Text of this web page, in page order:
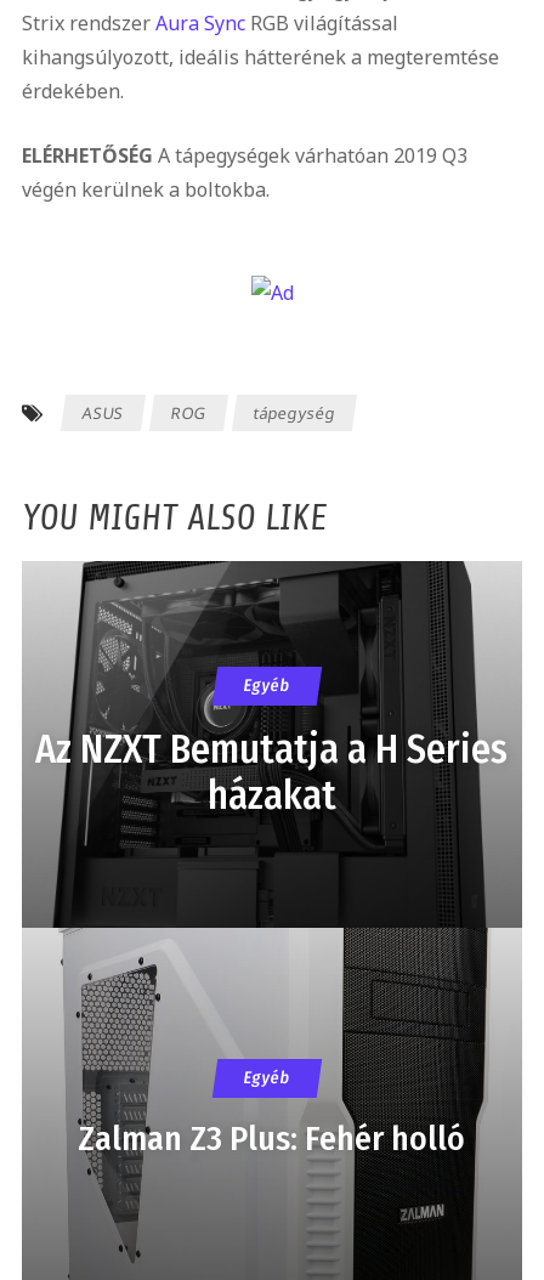
Strix rendszerAura SyncRGB világítással
kihangsúlyozott, ideális hátterének a megteremtése
érdekében.
ELÉRHETŐSÉG A tápegységek várhatóan 2019 Q3
végén kerülnek a boltokba.
ASUS ROG tápegység
YOU MIGHT ALSO LIKE
Egyéb
Az NZXT Bemutatja a H Series
házakat
Egyéb
Zalman Z3 Plus: Fehér holló